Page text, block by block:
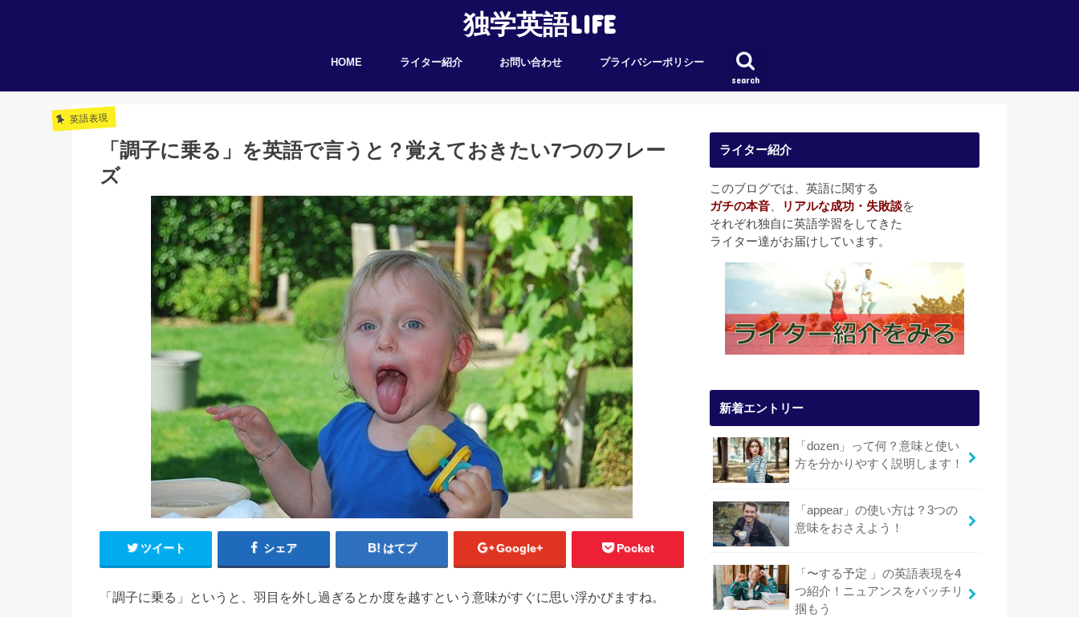
独学英語LIFE
search
HOME ライター紹介 お問い合わせ プライバシーポリシー
英語表現
「調子に乗る」を英語で言うと？覚えておきたい7つのフレー
ズ
ツイート シェア はてブ Google+ Pocket
「調子に乗る」というと、羽目を外し過ぎるとか度を越すという意味がすぐに思い浮かびますね。
ライター紹介
このブログでは、英語に関する
ガチの本音
リアルな成功・失敗談を
それぞれ独自に英語学習をしてきた
ライター達がお届けしています。
新着エントリー
「dozen」って何？意味と使い
方を分かりやすく説明します！
「appear」の使い方は？3つの
意味をおさえよう！
「〜する予定 」の英語表現を4
つ紹介！ニュアンスをバッチリ
掴もう